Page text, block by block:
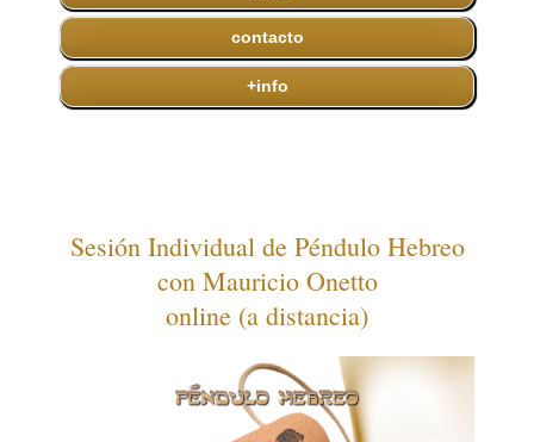
contacto
+info
Sesión Individual de Péndulo Hebreo
con Mauricio Onetto
online (a distancia)